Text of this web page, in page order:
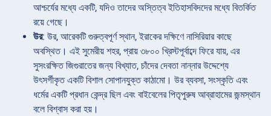
আশ্চর্যের মধ্যে একটি, যদিও তাদের অস্তিত্ব ইতিহাসবিদদের মধ্যে বিতর্কিত
রয়ে গেছে।
উর: উর, আরেকটি গুরুত্বপূর্ণ স্থান, ইরাকের দক্ষিণে নাসিরিয়ার কাছে
অবস্থিত। এই সুমেরীয় শহর, প্রায় ৩৮০০ খ্রিস্টপূর্বাব্দে ফিরে যায়, এর
সুসংরক্ষিত জিগুরাতের জন্য বিখ্যাত, চাঁদের দেবতা নান্নার উদ্দেশ্যে
উৎসর্গীকৃত একটি বিশাল সোপানযুক্ত কাঠামো। উর ব্যবসা, সংস্কৃতি এবং
ধর্মের একটি প্রধান কেন্দ্র ছিল এবং বাইবেলের পিতৃপুরুষ আব্রাহামের জন্মস্থান
বলে বিশ্বাস করা হয়।